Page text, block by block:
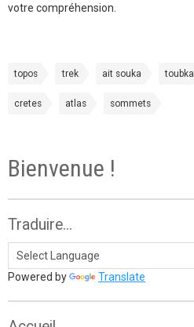
votre compréhension.
topos trek ait souka toubkal
cretes atlas sommets
Bienvenue !
Traduire...
Powered by Translate